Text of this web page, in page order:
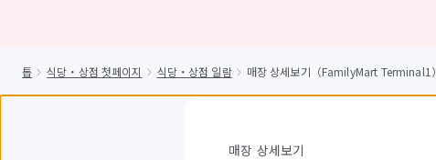
톱 식당・상점 첫페이지 식당・상점 일람 매장 상세보기（FamilyMart Terminal1）
매장 상세보기